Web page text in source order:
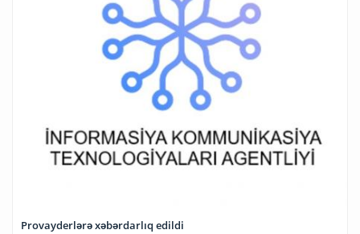
Provayderlərə xəbərdarlıq edildi